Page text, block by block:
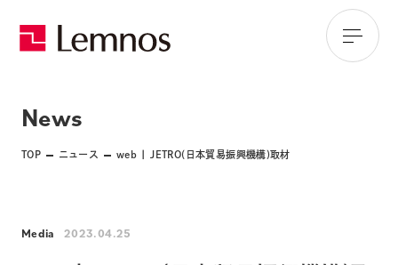
News
TOP ニュース web | JETRO(日本貿易振興機構)取材
Media 2023.04.25